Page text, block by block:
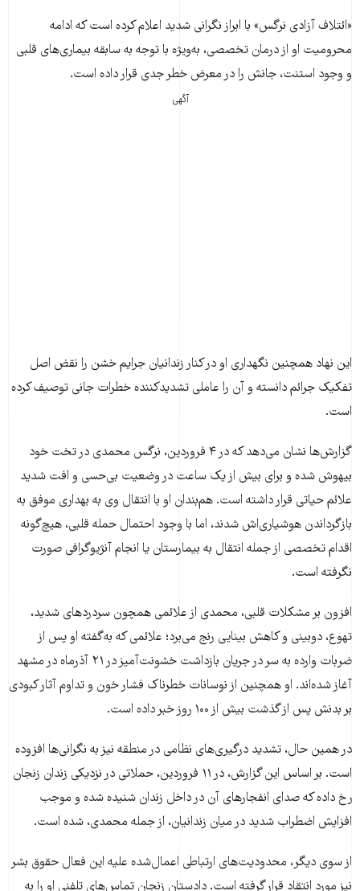
«ائتلاف آزادی نرگس» با ابراز نگرانی شدید اعلام کرده است که ادامه
محرومیت او از درمان تخصصی، به‌ویژه با توجه به سابقه بیماری‌های قلبی
و وجود استنت، جانش را در معرض خطر جدی قرار داده است.
آگهی
این نهاد همچنین نگهداری او در کنار زندانیان جرایم خشن را نقض اصل
تفکیک جرائم دانسته و آن را عاملی تشدیدکننده خطرات جانی توصیف کرده
است.
گزارش‌ها نشان می‌دهد که در ۴ فروردین، نرگس محمدی در تخت خود
بیهوش شده و برای بیش از یک ساعت در وضعیت بی‌حسی و افت شدید
علائم حیاتی قرار داشته است. هم‌بندان او با انتقال وی به بهداری موفق به
بازگرداندن هوشیاری‌اش شدند، اما با وجود احتمال حمله قلبی، هیچ‌گونه
اقدام تخصصی از جمله انتقال به بیمارستان یا انجام آنژیوگرافی صورت
نگرفته است.
افزون بر مشکلات قلبی، محمدی از علائمی همچون سردردهای شدید،
تهوع، دوبینی و کاهش بینایی رنج می‌برد؛ علائمی که به‌گفته او پس از
ضربات وارده به سر در جریان بازداشت خشونت‌آمیز در ۲۱ آذرماه در مشهد
آغاز شده‌اند. او همچنین از نوسانات خطرناک فشار خون و تداوم آثار کبودی
بر بدنش پس از گذشت بیش از ۱۰۰ روز خبر داده است.
در همین حال، تشدید درگیری‌های نظامی در منطقه نیز به نگرانی‌ها افزوده
است. بر اساس این گزارش، در ۱۱ فروردین، حملاتی در نزدیکی زندان زنجان
رخ داده که صدای انفجارهای آن در داخل زندان شنیده شده و موجب
افزایش اضطراب شدید در میان زندانیان، از جمله محمدی، شده است.
از سوی دیگر، محدودیت‌های ارتباطی اعمال‌شده علیه این فعال حقوق بشر
نیز مورد انتقاد قرار گرفته است. دادستان زنجان تماس‌های تلفنی او را به